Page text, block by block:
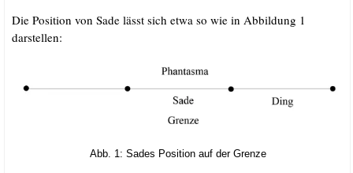
Die Posi­ti­on von Sade lässt sich etwa so wie in Abbil­dung 1
darstellen:
Abb. 1: Sades Posi­ti­on auf der Grenze